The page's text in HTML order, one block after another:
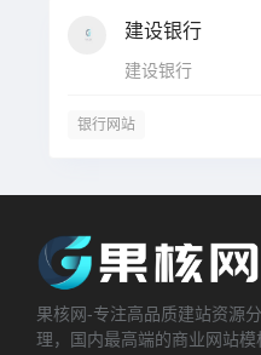
建设银行
建设银行
银行网站
果核网-专注高品质建站资源
理，国内最高端的商业网站